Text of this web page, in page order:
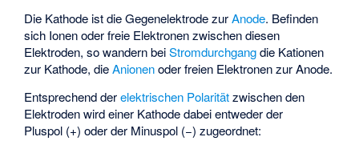
Die Kathode ist die Gegenelektrode zurAnode. Befinden
sich Ionen oder freie Elektronen zwischen diesen
Elektroden, so wandern beiStromdurchgangdie Kationen
zur Kathode, dieAnionenoder freien Elektronen zur Anode.
Entsprechend derelektrischen Polaritätzwischen den
Elektroden wird einer Kathode dabei entweder der
Pluspol (+) oder der Minuspol (−) zugeordnet: